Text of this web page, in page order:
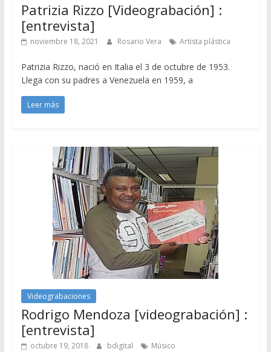
Patrizia Rizzo [Videograbación] :
[entrevista]
noviembre 18, 2021 Rosario Vera Artista plástica
Patrizia Rizzo, nació en Italia el 3 de octubre de 1953.
Llega con su padres a Venezuela en 1959, a
Leer más
Videograbaciones
Rodrigo Mendoza [videograbación] :
[entrevista]
octubre 19, 2018 bdigital Músico